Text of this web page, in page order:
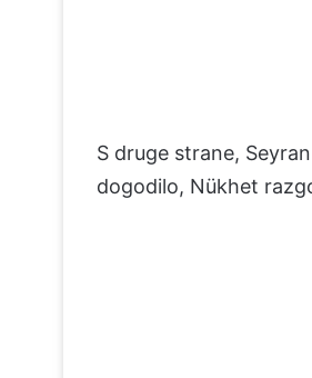
S druge strane,
dogodilo, Nükhet